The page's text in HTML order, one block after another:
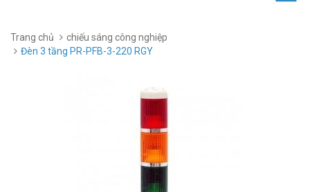
Trang chủ
chiếu sáng công nghiệp
Đèn 3 tầng PR-PFB-3-220 RGY